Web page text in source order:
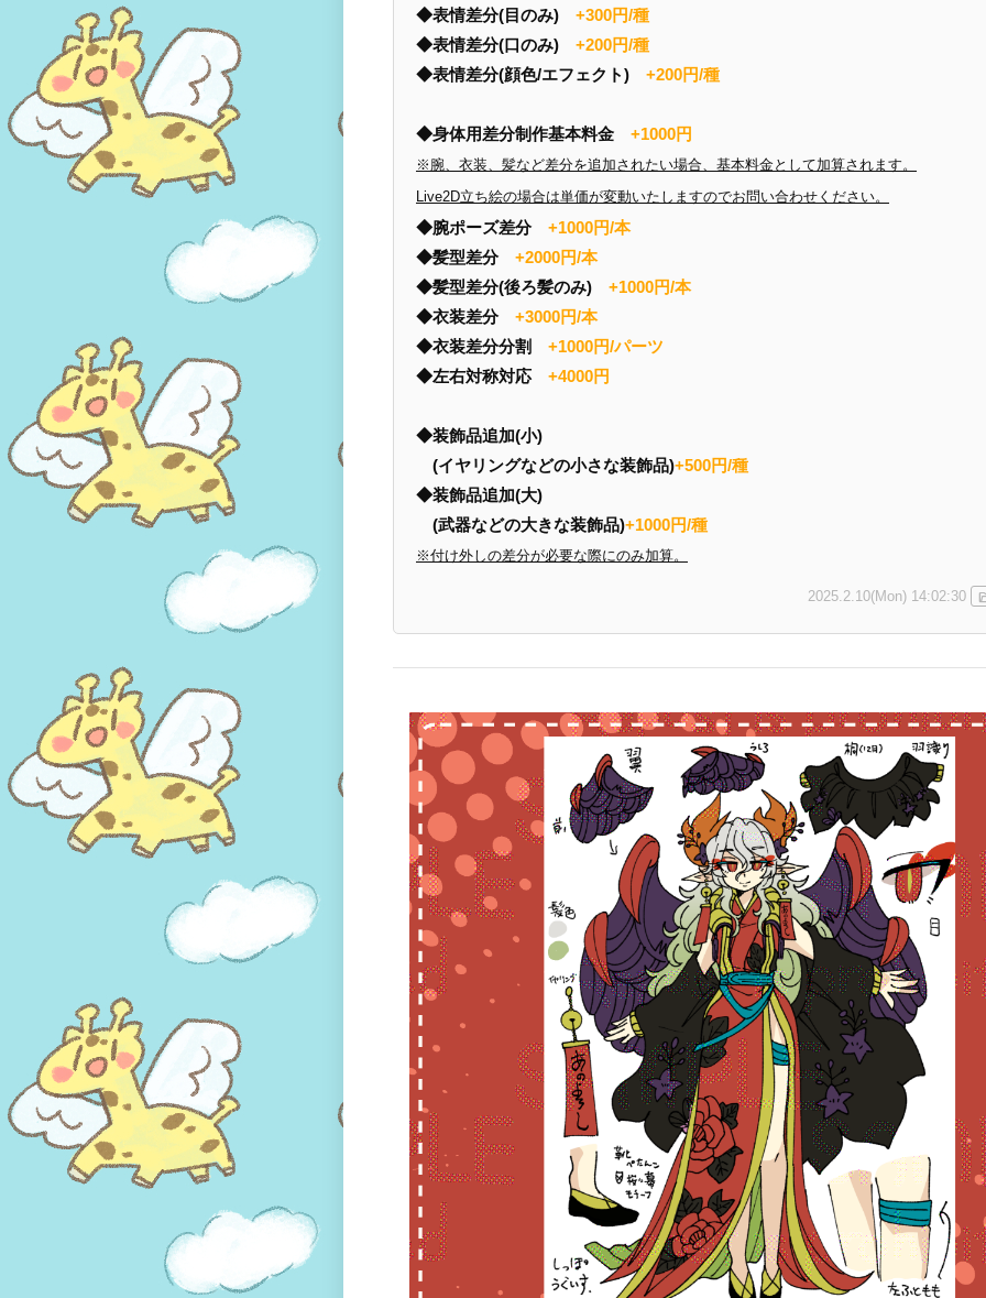
◆表情差分(目のみ) +300円/種
◆表情差分(口のみ) +200円/種
◆表情差分(顔色/エフェクト) +200円/種
◆身体用差分制作基本料金 +1000円
※腕、衣装、髪など差分を追加されたい場合、基本料金として加算されます。
Live2D立ち絵の場合は単価が変動いたしますのでお問い合わせください。
◆腕ポーズ差分 +1000円/本
◆髪型差分 +2000円/本
◆髪型差分(後ろ髪のみ) +1000円/本
◆衣装差分 +3000円/本
◆衣装差分分割 +1000円/パーツ
◆左右対称対応 +4000円
◆装飾品追加(小)
(イヤリングなどの小さな装飾品)+500円/種
◆装飾品追加(大)
(武器などの大きな装飾品)+1000円/種
※付け外しの差分が必要な際にのみ加算。
2025.2.10(Mon) 14:02:30